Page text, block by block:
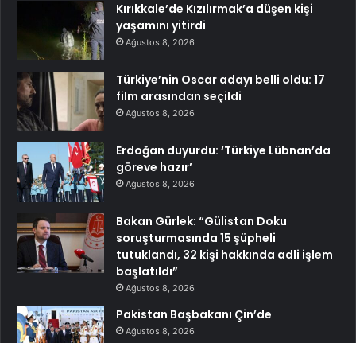
Kırıkkale’de Kızılırmak’a düşen kişi
yaşamını yitirdi
Ağustos 8, 2026
Türkiye’nin Oscar adayı belli oldu: 17
film arasından seçildi
Ağustos 8, 2026
Erdoğan duyurdu: ‘Türkiye Lübnan’da
göreve hazır’
Ağustos 8, 2026
Bakan Gürlek: “Gülistan Doku
soruşturmasında 15 şüpheli
tutuklandı, 32 kişi hakkında adli işlem
başlatıldı”
Ağustos 8, 2026
Pakistan Başbakanı Çin’de
Ağustos 8, 2026